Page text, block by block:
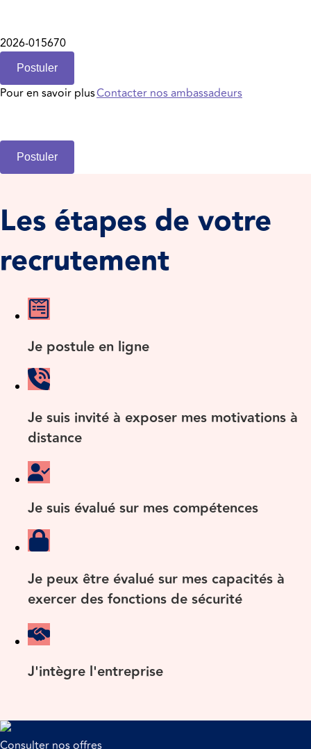
2026-015670
Postuler
Pour en savoir plusContacter nos ambassadeurs
Postuler
Les étapes de votre
recrutement
Je postule en ligne
Je suis invité à exposer mes motivations à
distance
Je suis évalué sur mes compétences
Je peux être évalué sur mes capacités à
exercer des fonctions de sécurité
J'intègre l'entreprise